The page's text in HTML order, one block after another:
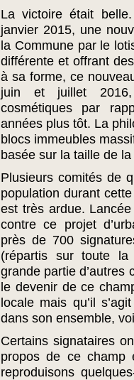
La victoire était
janvier 2015, une
la Commune par le
différente et offrant
à sa forme, ce
juin et juillet 2016,
cosmétiques par
années plus tôt. La
blocs immeubles
basée sur la taille de
Plusieurs comités de
population durant
est très ardue.
contre ce projet
près de 700
(répartis sur toute la
grande partie d’autres
le devenir de ce
locale mais qu’il
dans son ensemble,
Certains signataires
propos de ce champ
reproduisons